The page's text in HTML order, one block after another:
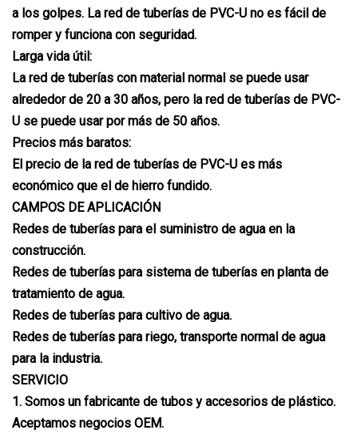
a los golpes. La red de tuberías de PVC-U no es fácil de
romper y funciona con seguridad.
Larga vida útil:
La red de tuberías con material normal se puede usar
alrededor de 20 a 30 años, pero la red de tuberías de PVC-
U se puede usar por más de 50 años.
Precios más baratos:
El precio de la red de tuberías de PVC-U es más
económico que el de hierro fundido.
CAMPOS DE APLICACIÓN
Redes de tuberías para el suministro de agua en la
construcción.
Redes de tuberías para sistema de tuberías en planta de
tratamiento de agua.
Redes de tuberías para cultivo de agua.
Redes de tuberías para riego, transporte normal de agua
para la industria.
SERVICIO
1. Somos un fabricante de tubos y accesorios de plástico.
Aceptamos negocios OEM.